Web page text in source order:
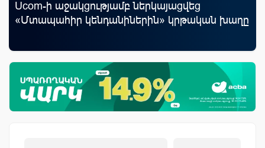
Ucom-ի աջակցությամբ ներկայացվեց
«Մտապահիր կենդանիներին» կրթական խաղը